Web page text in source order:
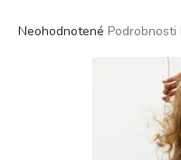
Priemerné
Neohodnotené